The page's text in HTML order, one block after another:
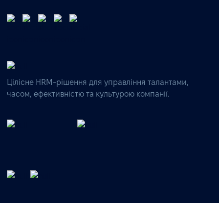
Цілісне HRM-рішення для управління талантами,
часом, ефективністю та культурою компанії.